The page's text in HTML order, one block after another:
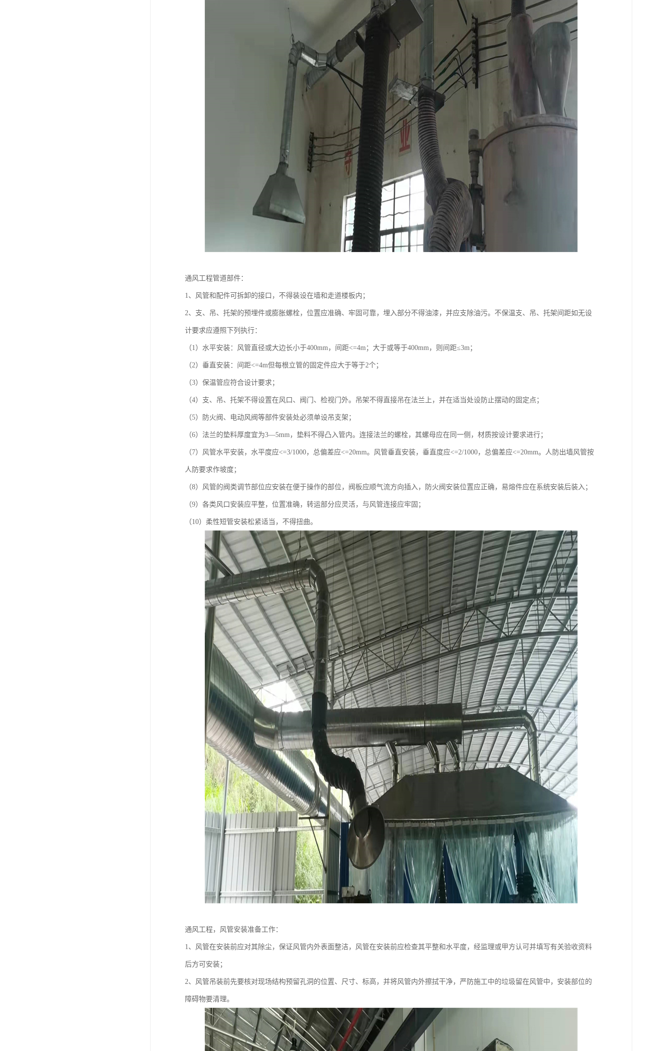
通风工程管道部件：
1、风管和配件可拆卸的接口，不得装设在墙和走道楼板内；
2、支、吊、托架的预埋件或膨胀螺栓，位置应准确、牢固可靠，埋入部分不得油漆，并应支除油污。不保温支、吊、托架间距如无设
计要求应遵照下列执行：
（1）水平安装：风管直径或大边长小于400mm，间距<=4m；大于或等于400mm，则间距≤3m；
（2）垂直安装：间距<=4m但每根立管的固定件应大于等于2个；
（3）保温管应符合设计要求；
（4）支、吊、托架不得设置在风口、阀门、检视门外。吊架不得直接吊在法兰上，并在适当处设防止摆动的固定点；
（5）防火阀、电动风阀等部件安装处必须单设吊支架；
（6）法兰的垫料厚度宜为3—5mm，垫料不得凸入管内。连接法兰的螺栓，其螺母应在同一侧，材质按设计要求进行；
（7）风管水平安装，水平度应<=3/1000，总偏差应<=20mm。风管垂直安装，垂直度应<=2/1000，总偏差应<=20mm。人防出墙风管按
人防要求作坡度；
（8）风管的阀类调节部位应安装在便于操作的部位，阀板应顺气流方向插入，防火阀安装位置应正确，易熔件应在系统安装后装入；
（9）各类风口安装应平整，位置准确，转运部分应灵活，与风管连接应牢固；
（10）柔性短管安装松紧适当，不得扭曲。
通风工程，风管安装准备工作：
1、风管在安装前应对其除尘，保证风管内外表面整洁，风管在安装前应检查其平整和水平度，经监理或甲方认可并填写有关验收资料
后方可安装；
2、风管吊装前先要核对现场结构预留孔洞的位置、尺寸、标高，并将风管内外擦拭干净，严防施工中的垃圾留在风管中，安装部位的
障碍物要清理。